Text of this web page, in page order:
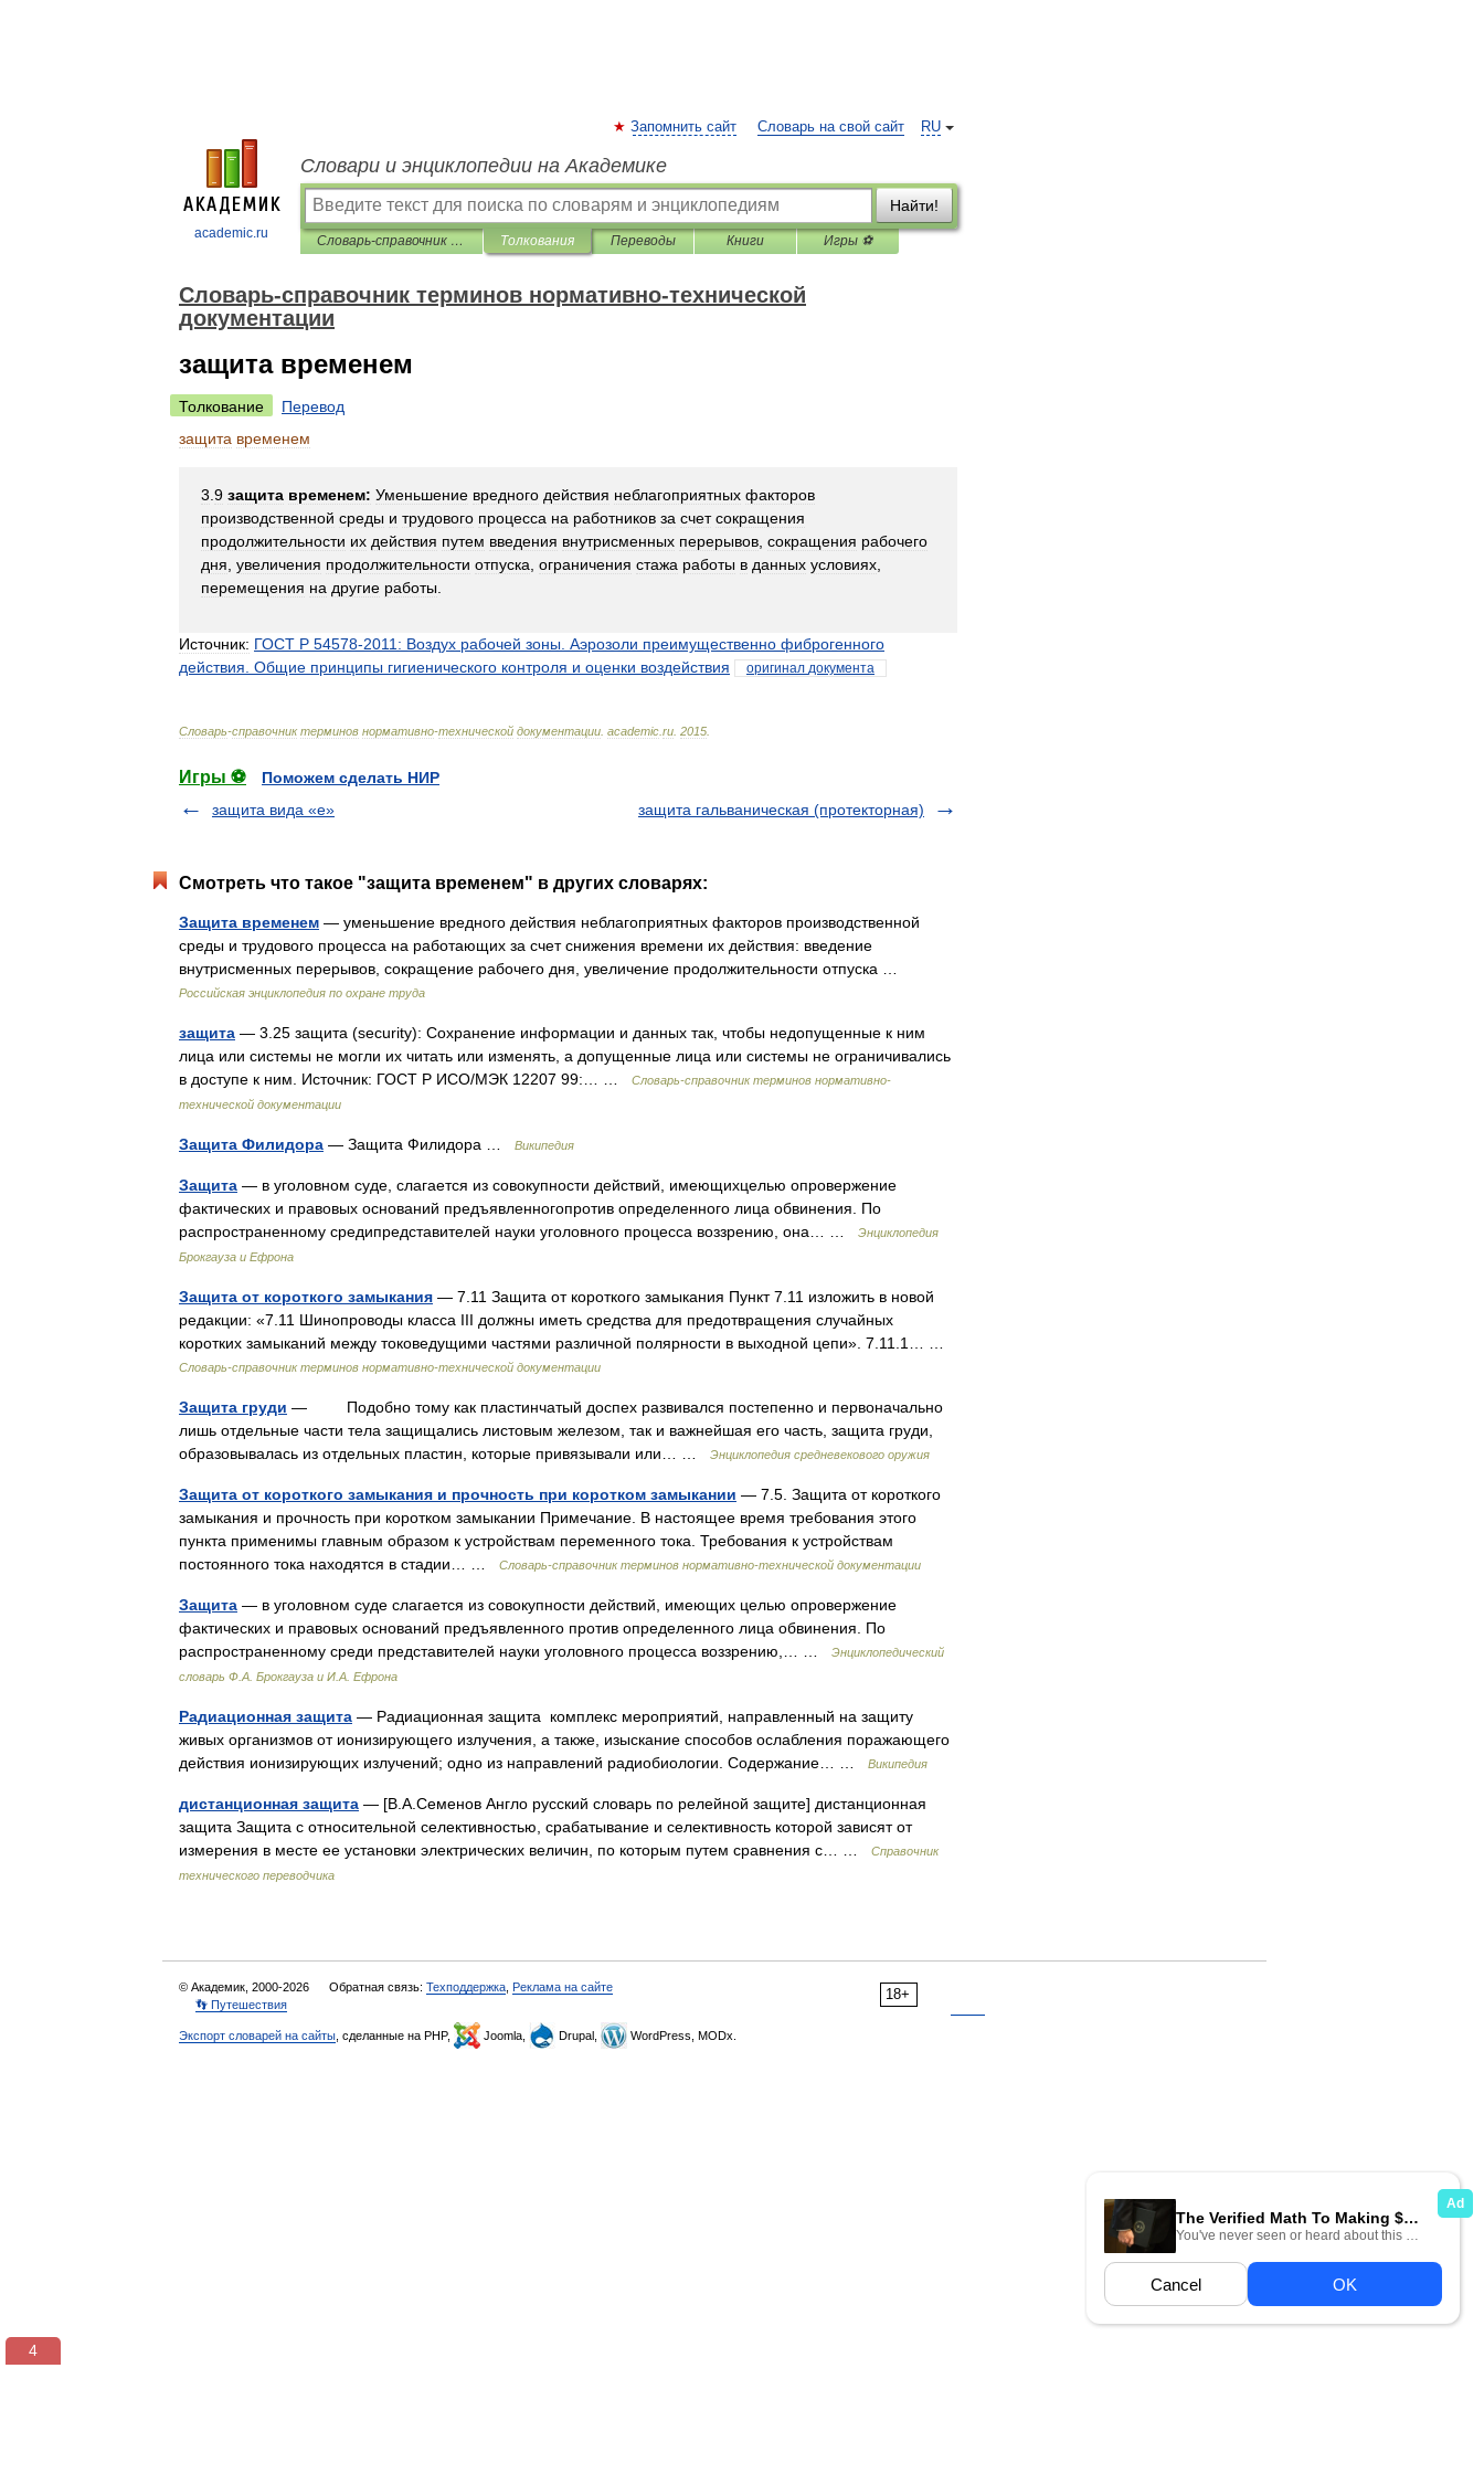
academic.ru
RU
Запомнить сайт Словарь на свой сайт
Словари и энциклопедии на Академике
Найти!
Словарь-справочник терминов нормативно-технической документации Толкования Переводы Книги Игры ⚽
Словарь-справочник терминов нормативно-технической
документации
защита временем
Толкование
Перевод
защита временем
3 9 защита временем: Уменьшение вредного действия неблагоприятных факторов
производственной среды и трудового процесса на работников за счет сокращения
продолжительности их действия путем введения внутрисменных перерывов сокращения рабочего
дня увеличения продолжительности отпуска ограничения стажа работы в данных условиях
перемещения на другие работы
Источник: ГОСТ Р 54578-2011: Воздух рабочей зоны Аэрозоли преимущественно фиброгенного
действия Общие принципы гигиенического контроля и оценки воздействия оригинал документа
Словарь-справочник терминов нормативно-технической документации academic ru 2015
Игры ⚽
Поможем сделать НИР
защита вида «е»
защита гальваническая (протекторная)
Смотреть что такое "защита временем" в других словарях:
Защита временем — уменьшение вредного действия неблагоприятных факторов производственной
среды и трудового процесса на работающих за счет снижения времени их действия: введение
внутрисменных перерывов, сокращение рабочего дня, увеличение продолжительности отпуска …
Российская энциклопедия по охране труда
защита — 3.25 защита (security): Сохранение информации и данных так, чтобы недопущенные к ним
лица или системы не могли их читать или изменять, а допущенные лица или системы не ограничивались
в доступе к ним. Источник: ГОСТ Р ИСО/МЭК 12207 99:… …
Словарь-справочник терминов нормативно-
технической документации
Защита Филидора — Защита Филидора … Википедия
Защита — в уголовном суде, слагается из совокупности действий, имеющихцелью опровержение
фактических и правовых оснований предъявленногопротив определенного лица обвинения. По
распространенному средипредставителей науки уголовного процесса воззрению, она… …
Энциклопедия
Брокгауза и Ефрона
Защита от короткого замыкания — 7.11 Защита от короткого замыкания Пункт 7.11 изложить в новой
редакции: «7.11 Шинопроводы класса III должны иметь средства для предотвращения случайных
коротких замыканий между токоведущими частями различной полярности в выходной цепи». 7.11.1… …
Словарь-справочник терминов нормативно-технической документации
Защита груди — Подобно тому как пластинчатый доспех развивался постепенно и первоначально
лишь отдельные части тела защищались листовым железом, так и важнейшая его часть, защита груди,
образовывалась из отдельных пластин, которые привязывали или… …
Энциклопедия средневекового оружия
Защита от короткого замыкания и прочность при коротком замыкании — 7.5. Защита от короткого
замыкания и прочность при коротком замыкании Примечание. В настоящее время требования этого
пункта применимы главным образом к устройствам переменного тока. Требования к устройствам
постоянного тока находятся в стадии… …
Словарь-справочник терминов нормативно-технической документации
Защита — в уголовном суде слагается из совокупности действий, имеющих целью опровержение
фактических и правовых оснований предъявленного против определенного лица обвинения. По
распространенному среди представителей науки уголовного процесса воззрению,… …
Энциклопедический
словарь Ф.А. Брокгауза и И.А. Ефрона
Радиационная защита — Радиационная защита комплекс мероприятий, направленный на защиту
живых организмов от ионизирующего излучения, а также, изыскание способов ослабления поражающего
действия ионизирующих излучений; одно из направлений радиобиологии. Содержание… …
Википедия
дистанционная защита — [В.А.Семенов Англо русский словарь по релейной защите] дистанционная
защита Защита с относительной селективностью, срабатывание и селективность которой зависят от
измерения в месте ее установки электрических величин, по которым путем сравнения с… …
Справочник
технического переводчика
18+
© Академик, 2000-2026 Обратная связь: Техподдержка Реклама на сайте
👣 Путешествия
Экспорт словарей на сайты , сделанные на PHP, Joomla, Drupal, WordPress, MODx.
3